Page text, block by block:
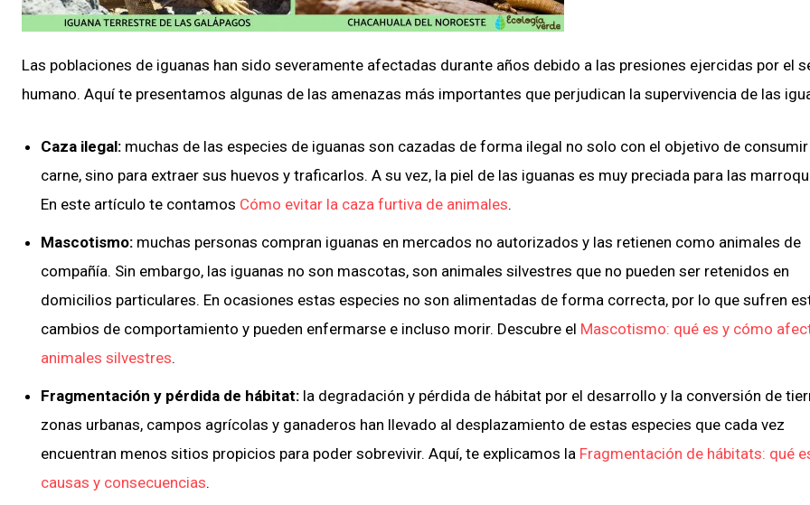
Las poblaciones de iguanas han sido severamente afectadas durante años debido a las presiones ejercidas por el
humano. Aquí te presentamos algunas de las amenazas más importantes que perjudican la supervivencia de las
Caza ilegal: muchas de las especies de iguanas son cazadas de forma ilegal no solo con el objetivo de consumir
carne, sino para extraer sus huevos y traficarlos. A su vez, la piel de las iguanas es muy preciada para las
En este artículo te contamos Cómo evitar la caza furtiva de animales.
Mascotismo: muchas personas compran iguanas en mercados no autorizados y las retienen como animales de
compañía. Sin embargo, las iguanas no son mascotas, son animales silvestres que no pueden ser retenidos en
domicilios particulares. En ocasiones estas especies no son alimentadas de forma correcta, por lo que sufren
cambios de comportamiento y pueden enfermarse e incluso morir. Descubre el Mascotismo: qué es y cómo
animales silvestres.
Fragmentación y pérdida de hábitat: la degradación y pérdida de hábitat por el desarrollo y la conversión de
zonas urbanas, campos agrícolas y ganaderos han llevado al desplazamiento de estas especies que cada vez
encuentran menos sitios propicios para poder sobrevivir. Aquí, te explicamos la Fragmentación de hábitats: qué
causas y consecuencias.